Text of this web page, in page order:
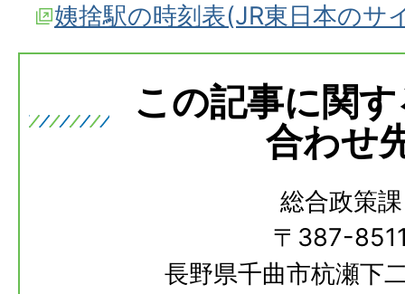
姨捨駅の時刻表(JR東日本のサ
この記事に関
合わせ
総合政策課
〒387-
長野県千曲市杭瀬下